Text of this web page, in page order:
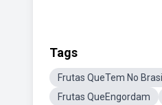
Tags
Frutas QueTem No Brasil
Frutas QueEngordam